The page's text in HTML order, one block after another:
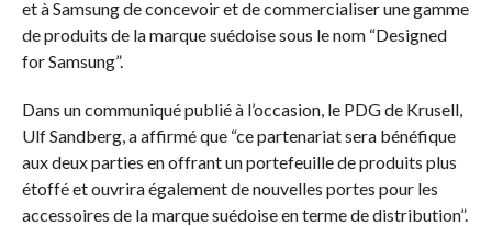
et à Samsung de concevoir et de commercialiser une gamme
de produits de la marque suédoise sous le nom “Designed
for Samsung”.
Dans un communiqué publié à l’occasion, le PDG de Krusell,
Ulf Sandberg, a affirmé que “ce partenariat sera bénéfique
aux deux parties en offrant un portefeuille de produits plus
étoffé et ouvrira également de nouvelles portes pour les
accessoires de la marque suédoise en terme de distribution”.